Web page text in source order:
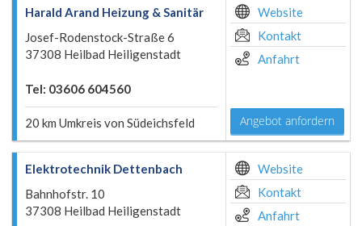
Harald Arand Heizung & Sanitär
Josef-Rodenstock-Straße 6
37308 Heilbad Heiligenstadt
Tel: 03606 604560
20 km Umkreis von Südeichsfeld
Website
Kontakt
Anfahrt
Angebot anfordern
Elektrotechnik Dettenbach
Bahnhofstr. 10
37308 Heilbad Heiligenstadt
Website
Kontakt
Anfahrt